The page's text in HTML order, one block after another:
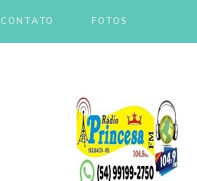
CONTATO FOTOS